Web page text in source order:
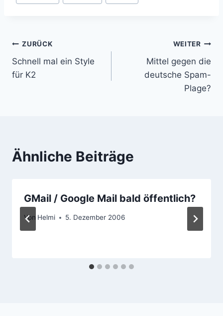
Beitragsnavigation
ZURÜCK
Schnell mal ein Style
für K2
WEITER
Mittel gegen die
deutsche Spam-
Plage?
Ähnliche Beiträge
GMail / Google Mail bald öffentlich?
Von Helmi 5. Dezember 2006